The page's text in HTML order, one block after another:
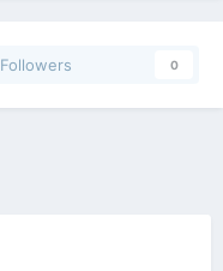
Followers 0